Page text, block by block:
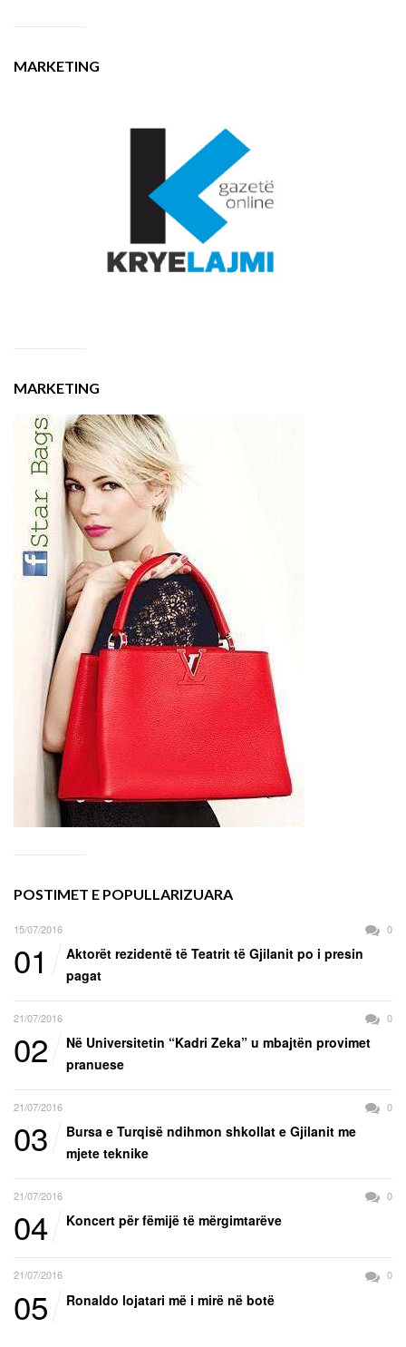
MARKETING
MARKETING
POSTIMET E POPULLARIZUARA
15/07/2016 0
01
Aktorët rezidentë të Teatrit të Gjilanit po i presin
pagat
21/07/2016 0
02
Në Universitetin “Kadri Zeka” u mbajtën provimet
pranuese
21/07/2016 0
03
Bursa e Turqisë ndihmon shkollat e Gjilanit me
mjete teknike
21/07/2016 0
04 Koncert për fëmijë të mërgimtarëve
21/07/2016 0
05 Ronaldo lojatari më i mirë në botë